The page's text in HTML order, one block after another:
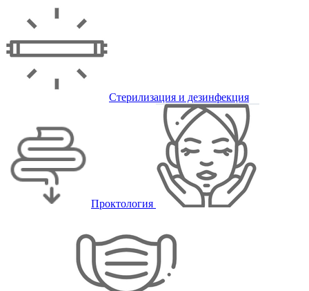
Стерилизация и дезинфекция
Проктология